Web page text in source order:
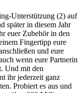
Unterstützung (2) auf
später in diesem Jahr
euer Zubehör in den
Fingertipp eure
und eure
wenn eure Partnerin
Und mit den
ihr jederzeit ganz
Probiert es aus und